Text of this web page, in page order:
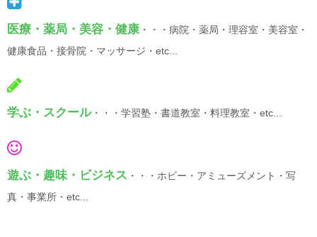
医療・薬局・美容・健康 ・・・病院・薬局・理容室・美容室・
健康食品・接骨院・マッサージ・etc...
学ぶ・スクール・・・学習塾・書道教室・料理教室・etc...
遊ぶ・趣味・ビジネス ・・・ホビー・アミューズメント・写
真・事業所・etc...